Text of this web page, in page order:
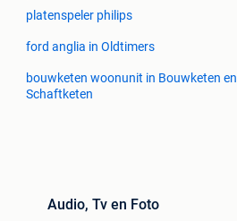
platenspeler philips
ford anglia in Oldtimers
bouwketen woonunit in Bouwketen en
Schaftketen
Audio, Tv en Foto